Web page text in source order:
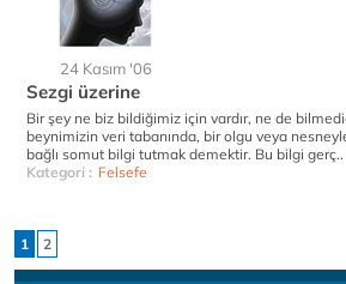
24 Kasım '06
Sezgi üzerine
Bir şey ne biz bildiğimiz için vardır, ne de
beynimizin veri tabanında, bir olgu veya
bağlı somut bilgi tutmak demektir. Bu bilgi gerç..
Kategori : Felsefe
1
2